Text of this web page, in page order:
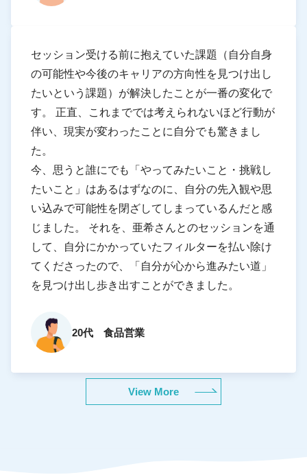
セッション受ける前に抱えていた課題（自分自身
の可能性や今後のキャリアの方向性を見つけ出し
たいという課題）が解決したことが一番の変化で
す。 正直、これまででは考えられないほど行動が
伴い、現実が変わったことに自分でも驚きまし
た。
今、思うと誰にでも「やってみたいこと・挑戦し
たいこと」はあるはずなのに、自分の先入観や思
い込みで可能性を閉ざしてしまっているんだと感
じました。 それを、亜希さんとのセッションを通
して、自分にかかっていたフィルターを払い除け
てくださったので、「自分が心から進みたい道」
を見つけ出し歩き出すことができました。
20代 食品営業
View More